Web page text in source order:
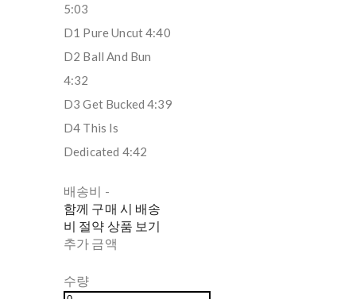
5:03
D1 Pure Uncut 4:40
D2 Ball And Bun
4:32
D3 Get Bucked 4:39
D4 This Is
Dedicated 4:42
배송비 -
함께 구매 시 배송
비 절약 상품 보기
추가 금액
수량